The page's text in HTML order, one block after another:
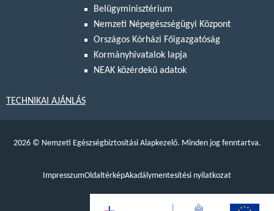
Belügyminisztérium
Nemzeti Népegészségügyi Központ
Országos Kórházi Főigazgatóság
Kormányhivatalok lapja
NEAK közérdekű adatok
TECHNIKAI AJÁNLÁS
2026 © Nemzeti Egészségbiztosítási Alapkezelő. Minden jog fenntartva.
ImpresszumOldaltérképAkadálymentesítési nyilatkozat